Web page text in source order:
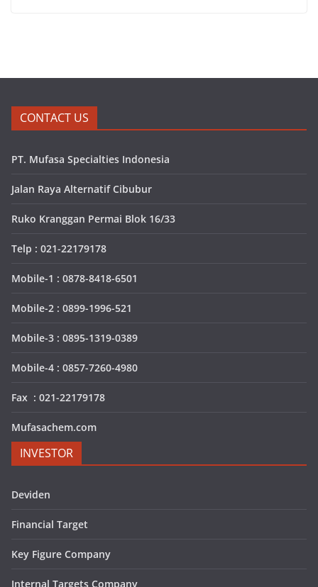
CONTACT US
PT. Mufasa Specialties Indonesia
Jalan Raya Alternatif Cibubur
Ruko Kranggan Permai Blok 16/33
Telp : 021-22179178
Mobile-1 : 0878-8418-6501
Mobile-2 : 0899-1996-521
Mobile-3 : 0895-1319-0389
Mobile-4 : 0857-7260-4980
Fax : 021-22179178
Mufasachem.com
INVESTOR
Deviden
Financial Target
Key Figure Company
Internal Targets Company